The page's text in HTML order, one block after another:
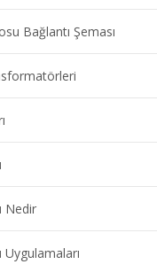
Bağlantı Şeması
Nedir